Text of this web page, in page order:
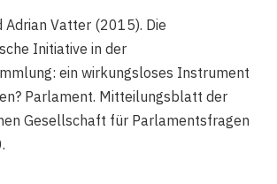
Adrian Vatter (2015). Die
Initiative in der
ein wirkungsloses Instrument
Parlament. Mitteilungsblatt der
Gesellschaft für Parlamentsfragen